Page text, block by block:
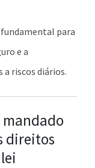
para
e a
riscos diários.
mandado
direitos